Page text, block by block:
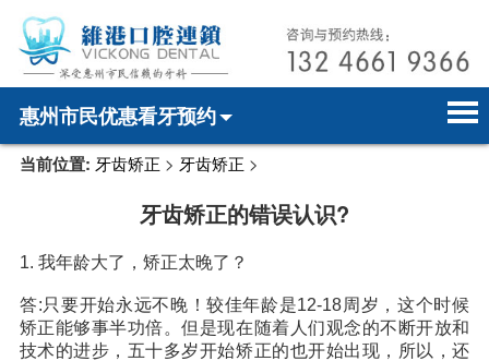
惠州市民优惠看牙预约
首页home page
hospital introduction
医师介绍 doctor introduction
医疗新闻medical news
电话预约
WhatsApp预约
当前位置: 牙齿矫正 > 牙齿矫正 >
牙齿矫正的错误认识?
1. 我年龄大了，矫正太晚了？
答:只要开始永远不晚！较佳年龄是12-18周岁，这个时候
矫正能够事半功倍。但是现在随着人们观念的不断开放和
技术的进步，五十多岁开始矫正的也开始出现，所以，还